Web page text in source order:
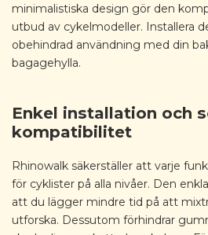
minimalistiska design gör den
utbud av cykelmodeller. Installera
obehindrad användning med din
bagagehylla.
Enkel installation och
kompatibilitet
Rhinowalk säkerställer att varje
för cyklister på alla nivåer. Den
att du lägger mindre tid på att
utforska. Dessutom förhindrar